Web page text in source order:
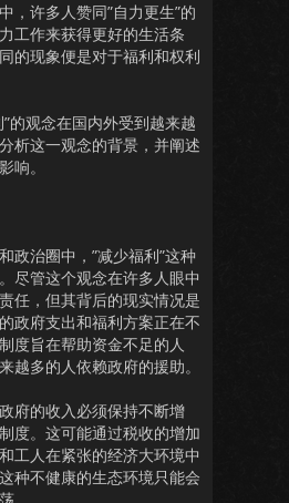
，许多人赞同”自力更生”的
工作来获得更好的生活条
的现象便是对于福利和权利
的观念在国内外受到越来越
析这一观念的背景，并阐述
响。
政治圈中，”减少福利”这种
尽管这个观念在许多人眼中
任，但其背后的现实情况是
政府支出和福利方案正在不
度旨在帮助资金不足的人
越多的人依赖政府的援助。
府的收入必须保持不断增
度。这可能通过税收的增加
工人在紧张的经济大环境中
种不健康的生态环境只能会